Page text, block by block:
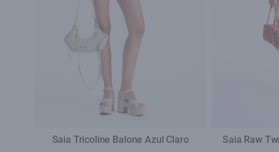
Saia Tricoline Balone Azul Claro Saia Raw